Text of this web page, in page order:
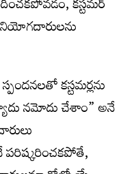
కస్టమర్‌
కస్టమర్లను
నమోదు చేశాం” అనే
పరిష్కరించకపోతే,